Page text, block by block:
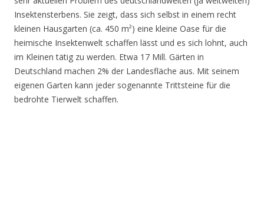
Insektensterbens. Sie zeigt, dass sich selbst in einem recht
kleinen Hausgarten (ca. 450 m²) eine kleine Oase für die
heimische Insektenwelt schaffen lässt und es sich lohnt, auch
im Kleinen tätig zu werden. Etwa 17 Mill. Gärten in
Deutschland machen 2% der Landesfläche aus. Mit seinem
eigenen Garten kann jeder sogenannte Trittsteine für die
bedrohte Tierwelt schaffen.